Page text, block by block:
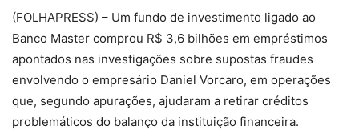
(FOLHAPRESS) – Um fundo de investimento ligado ao
Banco Master comprou R$ 3,6 bilhões em empréstimos
apontados nas investigações sobre supostas fraudes
envolvendo o empresário Daniel Vorcaro, em operações
que, segundo apurações, ajudaram a retirar créditos
problemáticos do balanço da instituição financeira.